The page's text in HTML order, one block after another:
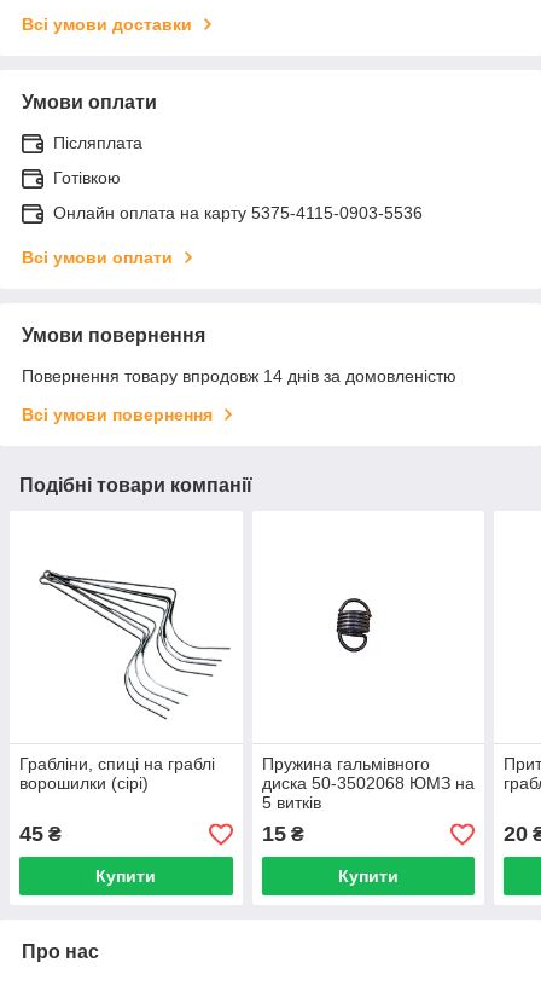
Всі умови доставки
Умови оплати
Післяплата
Готівкою
Онлайн оплата на карту 5375-4115-0903-5536
Всі умови оплати
Умови повернення
Повернення товару впродовж 14 днів за домовленістю
Всі умови повернення
Подібні товари компанії
Грабліни, спиці на граблі
ворошилки (сірi)
45 ₴
Купити
Пружина гальмівного
диска 50-3502068 ЮМЗ на
5 витків
15₴
Купити
20
Про нас